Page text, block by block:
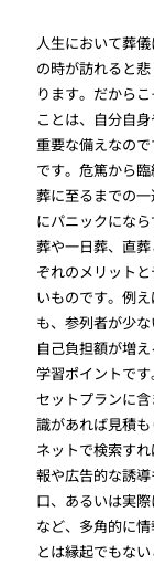
人生において葬
の時が訪れると
ります。だから
ことは、自分自
重要な備えなの
です。危篤から
葬に至るまでの
にパニックにな
葬や一日葬、直
ぞれのメリット
いものです。例
も、参列者が少
自己負担額が増
学習ポイントで
セットプランに
識があれば見積
ネットで検索す
報や広告的な誘
口、あるいは実
など、多角的に
とは縁起でもな